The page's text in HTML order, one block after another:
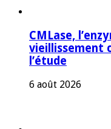
CMLase,
vieillissement
l’étude
6 août 2026